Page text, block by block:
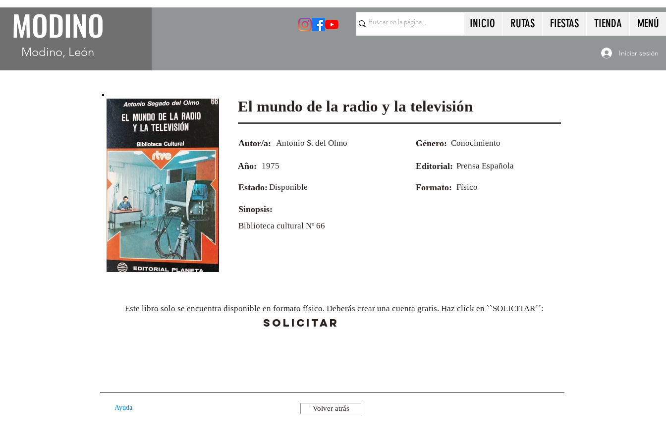
MODINO
Modino, León
INICIO RUTAS FIESTAS TIENDA MENÚ
Iniciar sesión
El mundo de la radio y la televisión
Autor/a: Antonio S. del Olmo
Año: 1975
Estado: Disponible
Género: Conocimiento
Editorial: Prensa Española
Formato: Físico
Sinopsis:
Biblioteca cultural Nº 66
Este libro solo se encuentra disponible en formato físico. Deberás crear una cuenta gratis. Haz click en ``SOLICITAR´´:
SOLICITAR
Ayuda Volver atrás